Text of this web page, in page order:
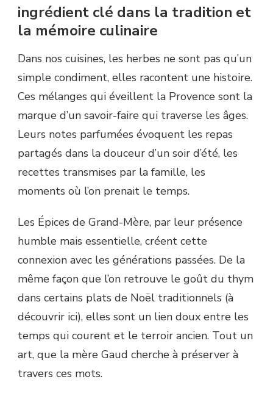
ingrédient clé dans la tradition et
la mémoire culinaire
Dans nos cuisines, les herbes ne sont pas qu’un
simple condiment, elles racontent une histoire.
Ces mélanges qui éveillent la Provence sont la
marque d’un savoir-faire qui traverse les âges.
Leurs notes parfumées évoquent les repas
partagés dans la douceur d’un soir d’été, les
recettes transmises par la famille, les
moments où l’on prenait le temps.
Les Épices de Grand-Mère, par leur présence
humble mais essentielle, créent cette
connexion avec les générations passées. De la
même façon que l’on retrouve le goût du thym
dans certains plats de Noël traditionnels (à
découvrir ici), elles sont un lien doux entre les
temps qui courent et le terroir ancien. Tout un
art, que la mère Gaud cherche à préserver à
travers ces mots.